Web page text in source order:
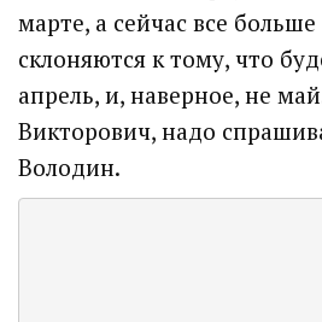
марте, а сейчас все
склоняются к тому, что
апрель, и, наверное, не
Викторович, надо
Володин.